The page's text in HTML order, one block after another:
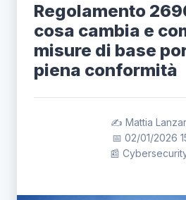
Regolamento
cosa cambia e
misure di base
piena conformità
✍️ Mattia
📅 02/01/2026
📰